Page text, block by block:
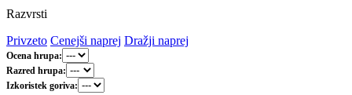
Razvrsti
Privzeto Cenejši naprej Dražji naprej
Ocena hrupa:
Razred hrupa:
Izkoristek goriva: